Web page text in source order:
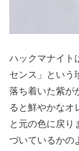
ハックマナイト
センス」という
落ち着いた紫が
ると鮮やかなオ
と元の色に戻り
づいているかの